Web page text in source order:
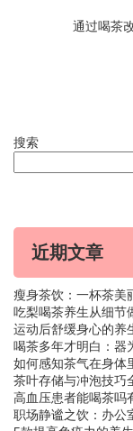
通过喝茶
搜索
近期文章
瘦身茶饮：一杯茶美
吃梨喝茶养生从细节
运动后舒缓身心的养
喝茶多年才明白：器
如何感知茶气在身体
茶叶存储与冲泡技巧
高血压患者能喝茶吗
职场静谧之饮：办公